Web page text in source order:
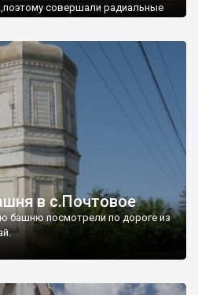
совершали радиальные
в с.Почтовое
башню посмотрели по дороге из